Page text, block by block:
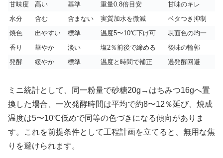
甘味度
高い 基準 重量0.8倍目安
甘味のキレ
水分
含む 含まない 実質加水を微減
ベタつき抑制
焼色
出やすい 標準 温度5〜10℃下げ可
表面色の均一
香り
華やか 淡い 塩2％前後で締める
後味の輪郭
発酵
緩やか 標準 温度と時間で補正 過発酵回避
ミニ統計として、同一粉量で砂糖20g→はちみつ16gへ置
換した場合、一次発酵時間は平均で約8〜12％延び、焼成
温度は5〜10℃低めで同等の色づきになる傾向がありま
す。これを前提条件として工程計画を立てると、無用な焦
りを避けられます。